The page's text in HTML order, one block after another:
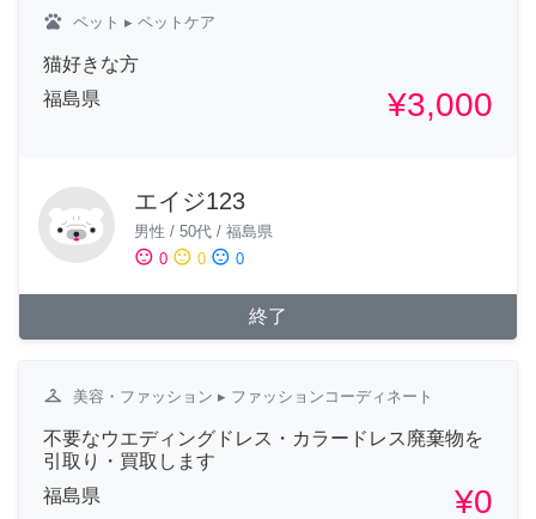
pets ペット ▸ ペットケア
猫好きな方
福島県
¥3,000
エイジ123
男性 / 50代 / 福島県
sentiment_satisfied 0 sentiment_neutral 0 sentiment_dissatisfied 0
終了
checkroom 美容・ファッション ▸ ファッションコーディネート
不要なウエディングドレス・カラードレス廃棄物を
引取り・買取します
福島県
¥0